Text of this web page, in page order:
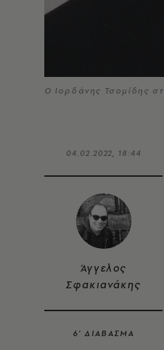
Ο Ιορδάνης Τσομίδης
04.02.2022, 18:44
Άγγελος
Σφακιανάκης
6’ ΔΙΑΒΑΣΜΑ